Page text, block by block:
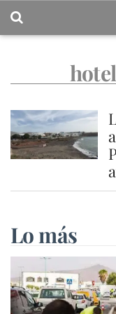
Lo más